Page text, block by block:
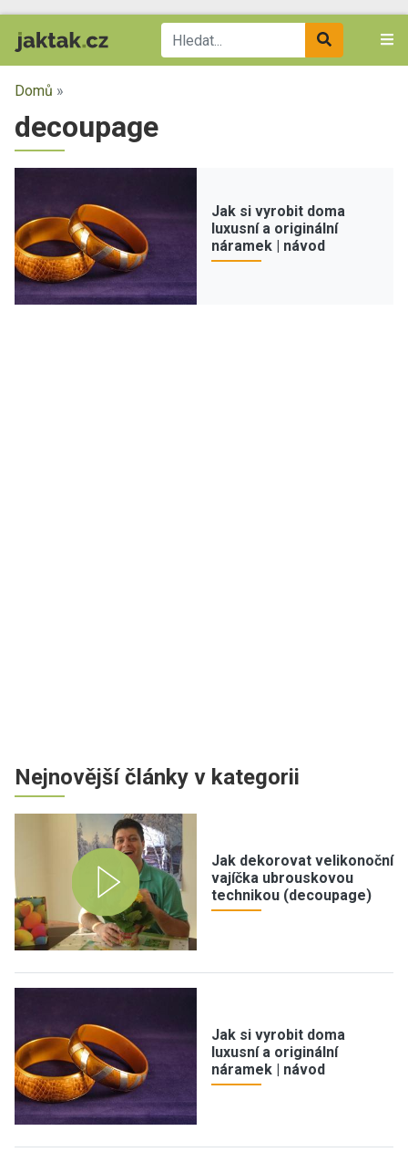
Domů »
decoupage
Jak si vyrobit doma
luxusní a originální
náramek | návod
Nejnovější články v kategorii
Jak dekorovat velikonoční
vajíčka ubrouskovou
technikou (decoupage)
Jak si vyrobit doma
luxusní a originální
náramek | návod